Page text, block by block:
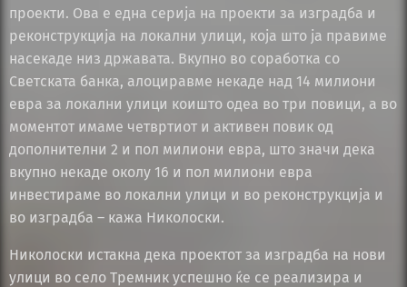
проекти. Ова е една серија на проекти за изградба и
реконструкција на локални улици, која што ја правиме
насекаде низ државата. Вкупно во соработка со
Светската банка, алоциравме некаде над 14 милиони
евра за локални улици коишто одеа во три повици, а во
моментот имаме четвртиот и активен повик од
дополнителни 2 и пол милиони евра, што значи дека
вкупно некаде околу 16 и пол милиони евра
инвестираме во локални улици и во реконструкција и
во изградба – кажа Николоски.
Николоски истакна дека проектот за изградба на нови
улици во село Тремник успешно ќе се реализира и